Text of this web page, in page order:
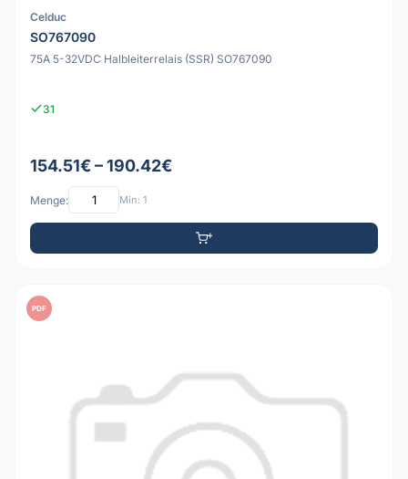
Celduc
SO767090
75A 5-32VDC Halbleiterrelais (SSR) SO767090
31
154.51€ – 190.42€
Menge: Min: 1
PDF